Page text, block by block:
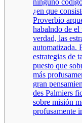
¿en que
Proverbio
habalndo de el
verdad, las
automatizada.
estrategias de
puesto que
más
gran
des Palmiers
sobre misión
profusamente